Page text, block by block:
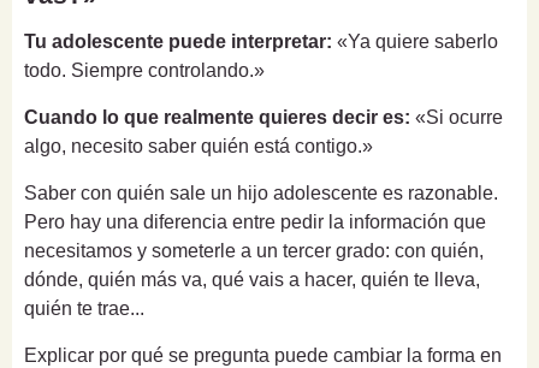
Tu adolescente puede interpretar: «Ya quiere saberlo
todo. Siempre controlando.»
Cuando lo que realmente quieres decir es: «Si ocurre
algo, necesito saber quién está contigo.»
Saber con quién sale un hijo adolescente es razonable.
Pero hay una diferencia entre pedir la información que
necesitamos y someterle a un tercer grado: con quién,
dónde, quién más va, qué vais a hacer, quién te lleva,
quién te trae...
Explicar por qué se pregunta puede cambiar la forma en